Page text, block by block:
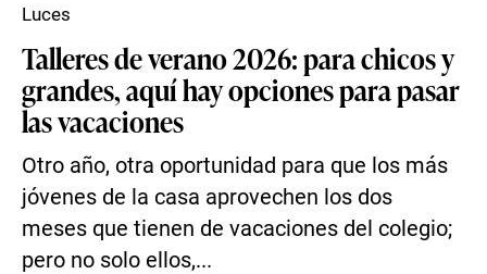
Talleres de verano 2026: para chicos y
grandes, aquí hay opciones para pasar
las vacaciones
Otro año, otra oportunidad para que los más
jóvenes de la casa aprovechen los dos
meses que tienen de vacaciones del colegio;
pero no solo ellos,...
Luces